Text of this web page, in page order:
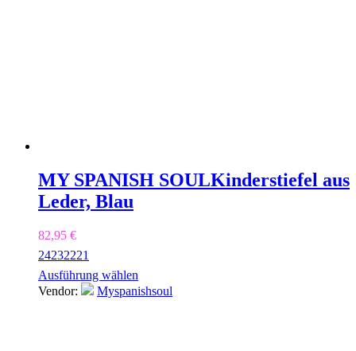
MY SPANISH SOULKinderstiefel aus
Leder, Blau
82,95 €
24232221
Ausführung wählen
Vendor:
Myspanishsoul